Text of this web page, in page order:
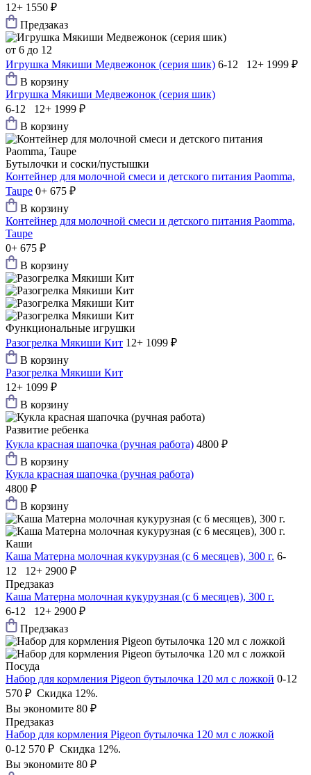
12+ 1550 ₽
Предзаказ
от 6 до 12
Игрушка Мякиши Медвежонок (серия шик) 6-12 12+ 1999 ₽
В корзину
Игрушка Мякиши Медвежонок (серия шик)
6-12 12+ 1999 ₽
В корзину
Бутылочки и соски/пустышки
Контейнер для молочной смеси и детского питания Paomma,
Taupe 0+ 675 ₽
В корзину
Контейнер для молочной смеси и детского питания Paomma,
Taupe
0+ 675 ₽
В корзину
Функциональные игрушки
Разогрелка Мякиши Кит 12+ 1099 ₽
В корзину
Разогрелка Мякиши Кит
12+ 1099 ₽
В корзину
Развитие ребенка
Кукла красная шапочка (ручная работа) 4800 ₽
В корзину
Кукла красная шапочка (ручная работа)
4800 ₽
В корзину
Каши
Каша Матерна молочная кукурузная (с 6 месяцев), 300 г. 6-
12 12+ 2900 ₽
Предзаказ
Каша Матерна молочная кукурузная (с 6 месяцев), 300 г.
6-12 12+ 2900 ₽
Предзаказ
Посуда
Набор для кормления Pigeon бутылочка 120 мл с ложкой 0-12
570 ₽ Скидка 12%.
Вы экономите 80 ₽
Предзаказ
Набор для кормления Pigeon бутылочка 120 мл с ложкой
0-12 570 ₽ Скидка 12%.
Вы экономите 80 ₽